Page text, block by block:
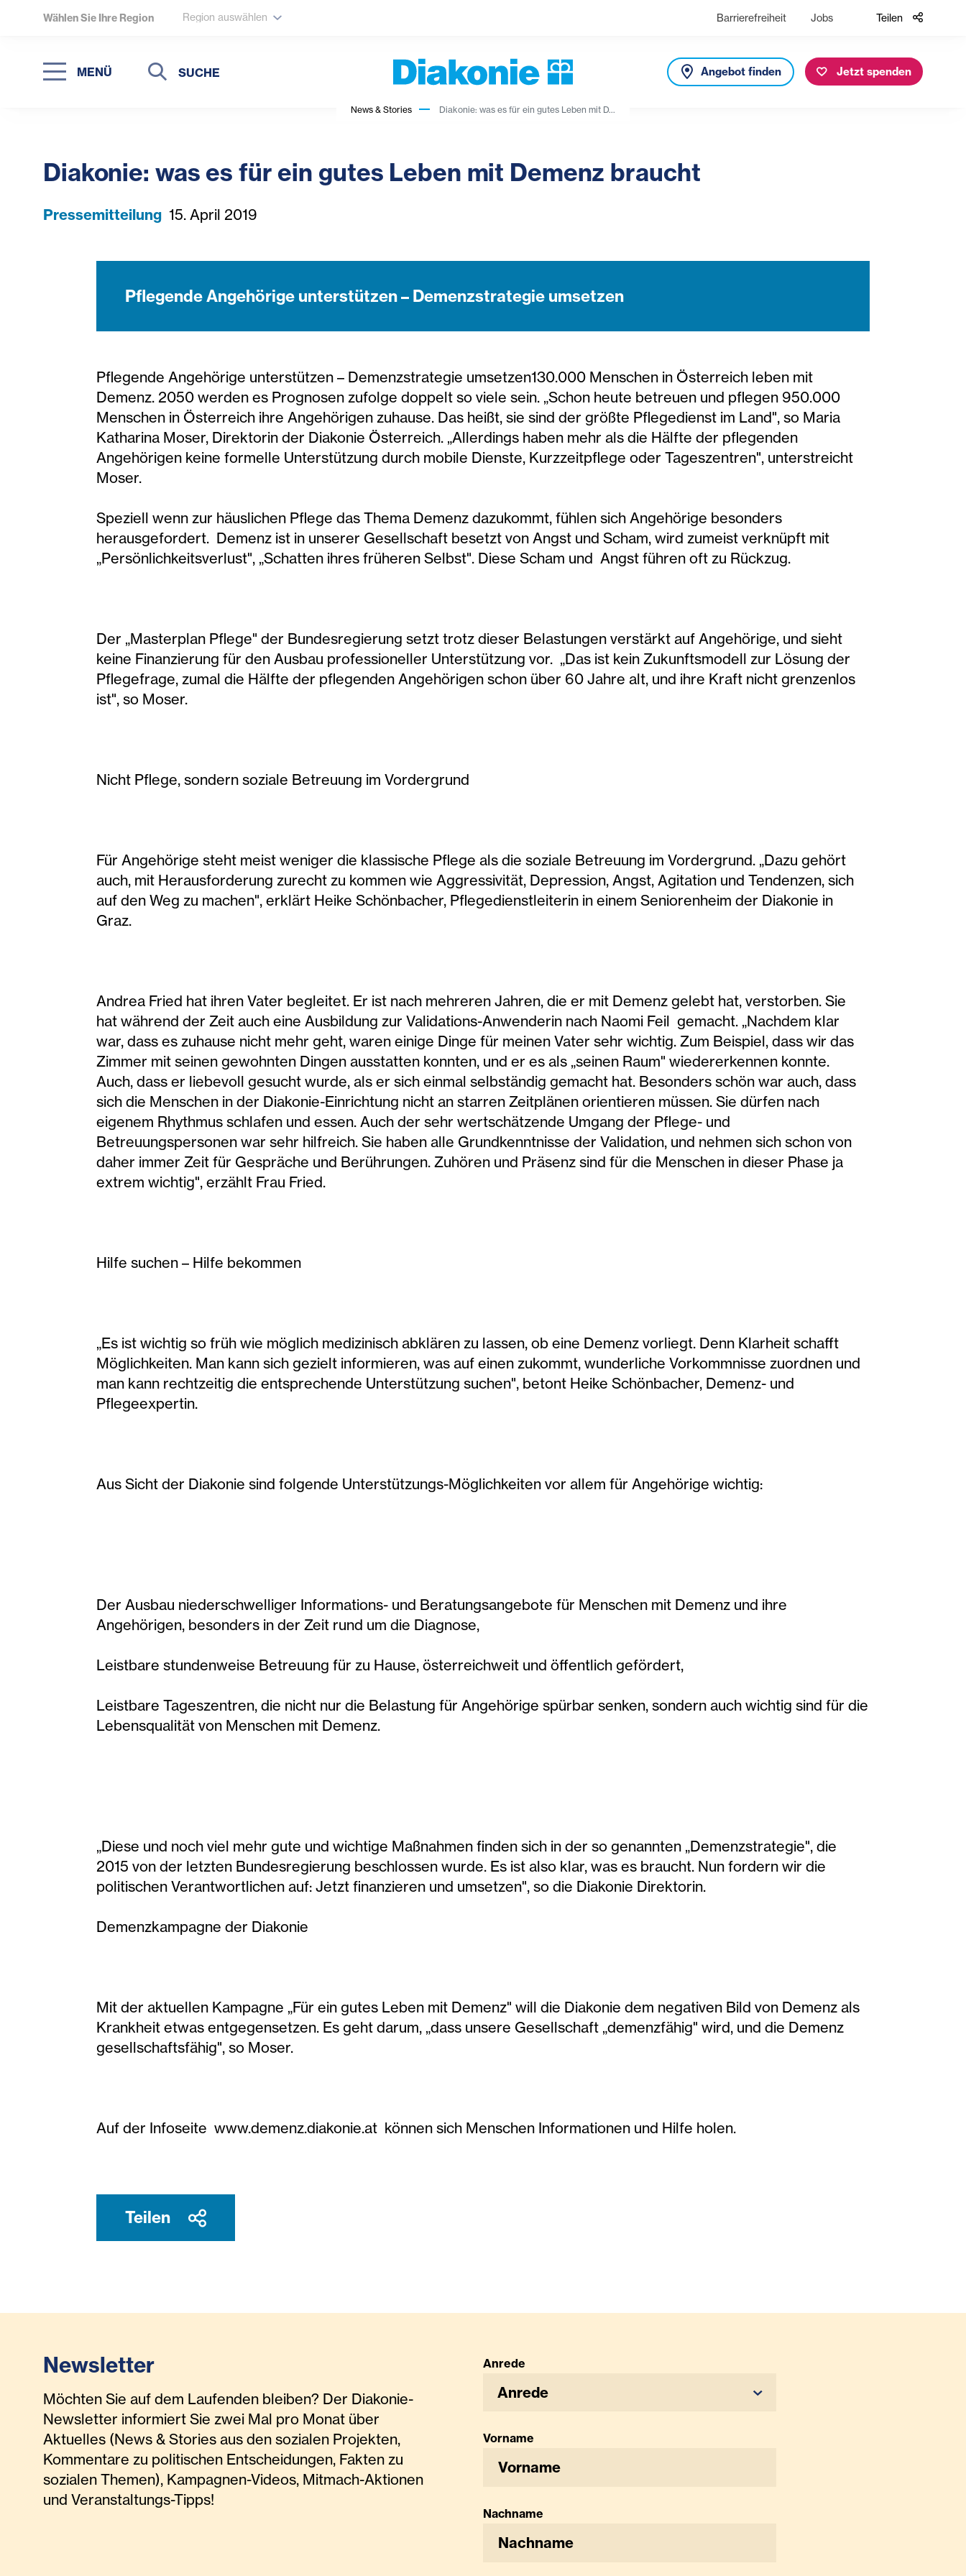
Wählen Sie Ihre Region Region auswählen Barrierefreiheit Jobs Teilen
MENÜ
Suche
Suche
Angebot finden Jetzt spenden
News & Stories Diakonie: was es für ein gutes Leben mit D...
Diakonie: was es für ein gutes Leben mit Demenz braucht
Pressemitteilung 15. April 2019
Pflegende Angehörige unterstützen – Demenzstrategie umsetzen
Pflegende Angehörige unterstützen – Demenzstrategie umsetzen130.000 Menschen in Österreich leben mit
Demenz. 2050 werden es Prognosen zufolge doppelt so viele sein. „Schon heute betreuen und pflegen 950.000
Menschen in Österreich ihre Angehörigen zuhause. Das heißt, sie sind der größte Pflegedienst im Land", so Maria
Katharina Moser, Direktorin der Diakonie Österreich. „Allerdings haben mehr als die Hälfte der pflegenden
Angehörigen keine formelle Unterstützung durch mobile Dienste, Kurzzeitpflege oder Tageszentren", unterstreicht
Moser.
Speziell wenn zur häuslichen Pflege das Thema Demenz dazukommt, fühlen sich Angehörige besonders
herausgefordert. Demenz ist in unserer Gesellschaft besetzt von Angst und Scham, wird zumeist verknüpft mit
„Persönlichkeitsverlust", „Schatten ihres früheren Selbst". Diese Scham und Angst führen oft zu Rückzug.
Der „Masterplan Pflege" der Bundesregierung setzt trotz dieser Belastungen verstärkt auf Angehörige, und sieht
keine Finanzierung für den Ausbau professioneller Unterstützung vor. „Das ist kein Zukunftsmodell zur Lösung der
Pflegefrage, zumal die Hälfte der pflegenden Angehörigen schon über 60 Jahre alt, und ihre Kraft nicht grenzenlos
ist", so Moser.
Nicht Pflege, sondern soziale Betreuung im Vordergrund
Für Angehörige steht meist weniger die klassische Pflege als die soziale Betreuung im Vordergrund. „Dazu gehört
auch, mit Herausforderung zurecht zu kommen wie Aggressivität, Depression, Angst, Agitation und Tendenzen, sich
auf den Weg zu machen", erklärt Heike Schönbacher, Pflegedienstleiterin in einem Seniorenheim der Diakonie in
Graz.
Andrea Fried hat ihren Vater begleitet. Er ist nach mehreren Jahren, die er mit Demenz gelebt hat, verstorben. Sie
hat während der Zeit auch eine Ausbildung zur Validations-Anwenderin nach Naomi Feil gemacht. „Nachdem klar
war, dass es zuhause nicht mehr geht, waren einige Dinge für meinen Vater sehr wichtig. Zum Beispiel, dass wir das
Zimmer mit seinen gewohnten Dingen ausstatten konnten, und er es als „seinen Raum" wiedererkennen konnte.
Auch, dass er liebevoll gesucht wurde, als er sich einmal selbständig gemacht hat. Besonders schön war auch, dass
sich die Menschen in der Diakonie-Einrichtung nicht an starren Zeitplänen orientieren müssen. Sie dürfen nach
eigenem Rhythmus schlafen und essen. Auch der sehr wertschätzende Umgang der Pflege- und
Betreuungspersonen war sehr hilfreich. Sie haben alle Grundkenntnisse der Validation, und nehmen sich schon von
daher immer Zeit für Gespräche und Berührungen. Zuhören und Präsenz sind für die Menschen in dieser Phase ja
extrem wichtig", erzählt Frau Fried.
Hilfe suchen – Hilfe bekommen
„Es ist wichtig so früh wie möglich medizinisch abklären zu lassen, ob eine Demenz vorliegt. Denn Klarheit schafft
Möglichkeiten. Man kann sich gezielt informieren, was auf einen zukommt, wunderliche Vorkommnisse zuordnen und
man kann rechtzeitig die entsprechende Unterstützung suchen", betont Heike Schönbacher, Demenz- und
Pflegeexpertin.
Aus Sicht der Diakonie sind folgende Unterstützungs-Möglichkeiten vor allem für Angehörige wichtig:
Der Ausbau niederschwelliger Informations- und Beratungsangebote für Menschen mit Demenz und ihre
Angehörigen, besonders in der Zeit rund um die Diagnose,
Leistbare stundenweise Betreuung für zu Hause, österreichweit und öffentlich gefördert,
Leistbare Tageszentren, die nicht nur die Belastung für Angehörige spürbar senken, sondern auch wichtig sind für die
Lebensqualität von Menschen mit Demenz.
„Diese und noch viel mehr gute und wichtige Maßnahmen finden sich in der so genannten „Demenzstrategie", die
2015 von der letzten Bundesregierung beschlossen wurde. Es ist also klar, was es braucht. Nun fordern wir die
politischen Verantwortlichen auf: Jetzt finanzieren und umsetzen", so die Diakonie Direktorin.
Demenzkampagne der Diakonie
Mit der aktuellen Kampagne „Für ein gutes Leben mit Demenz" will die Diakonie dem negativen Bild von Demenz als
Krankheit etwas entgegensetzen. Es geht darum, „dass unsere Gesellschaft „demenzfähig" wird, und die Demenz
gesellschaftsfähig", so Moser.
Auf der Infoseite www.demenz.diakonie.at können sich Menschen Informationen und Hilfe holen.
Teilen
Newsletter
Möchten Sie auf dem Laufenden bleiben? Der Diakonie-
Newsletter informiert Sie zwei Mal pro Monat über
Aktuelles (News & Stories aus den sozialen Projekten,
Kommentare zu politischen Entscheidungen, Fakten zu
sozialen Themen), Kampagnen-Videos, Mitmach-Aktionen
und Veranstaltungs-Tipps!
Anrede
Anrede
Vorname
Nachname